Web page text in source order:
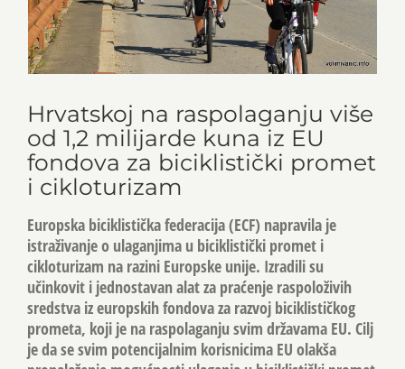
Hrvatskoj na raspolaganju više
od 1,2 milijarde kuna iz EU
fondova za biciklistički promet
i cikloturizam
Europska biciklistička federacija (ECF) napravila je
istraživanje o ulaganjima u biciklistički promet i
cikloturizam na razini Europske unije. Izradili su
učinkovit i jednostavan alat za praćenje raspoloživih
sredstva iz europskih fondova za razvoj biciklističkog
prometa, koji je na raspolaganju svim državama EU. Cilj
je da se svim potencijalnim korisnicima EU olakša